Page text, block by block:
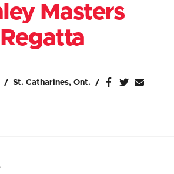
Masters
Regatta
St. Catharines, Ont.